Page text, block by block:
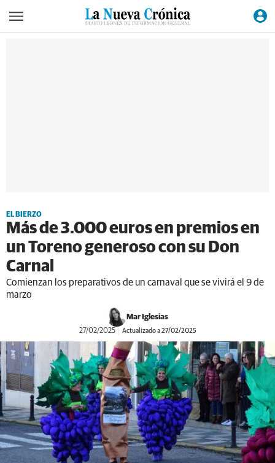
EL BIERZO
Más de 3.000 euros en premios en
un Toreno generoso con su Don
Carnal
Comienzan los preparativos de un carnaval que se vivirá el 9 de
marzo
Mar Iglesias
27/02/2025 Actualizado a 27/02/2025